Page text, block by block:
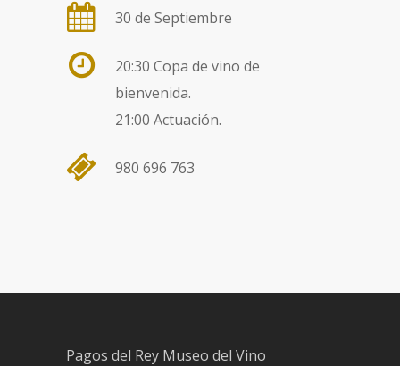
30 de Septiembre
20:30 Copa de vino de
bienvenida.
21:00 Actuación.
980 696 763
Pagos del Rey Museo del Vino